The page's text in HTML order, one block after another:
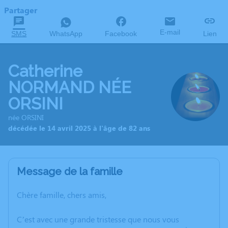
Partager
SMS WhatsApp Facebook E-mail Lien
Catherine
NORMAND NÉE
ORSINI
née ORSINI
décédée le 14 avril 2025 à l'âge de 82 ans
Message de la famille
Chère famille, chers amis,
C’est avec une grande tristesse que nous vous